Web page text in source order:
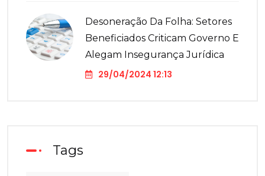
Desoneração Da Folha: Setores
Beneficiados Criticam Governo E
Alegam Insegurança Jurídica
29/04/2024 12:13
Tags